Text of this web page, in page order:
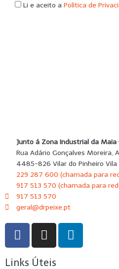
Li e aceito a Política de
Junto á Zona Industrial da Maia
Rua Adário Gonçalves Moreira,
4485-826 Vilar do Pinheiro Vila
229 287 600 (chamada para
917 513 570 (chamada para
917 513 570
geral@drpeixe.pt
Links Úteis